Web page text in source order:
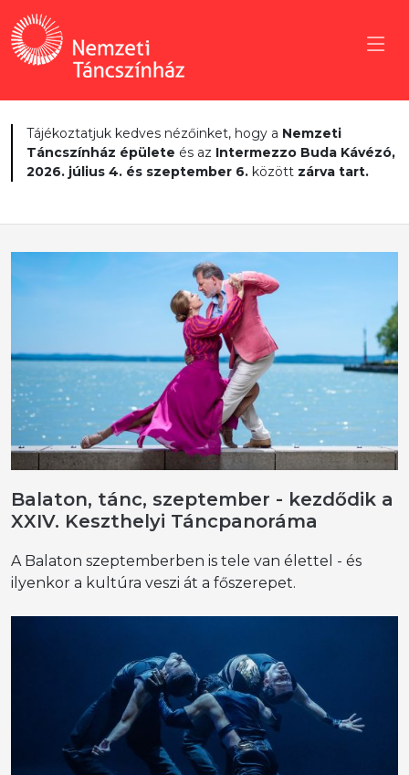
Tájékoztatjuk kedves nézőinket, hogy a Nemzeti
Táncszínház épülete és az Intermezzo Buda Kávézó,
2026. július 4. és szeptember 6. között zárva tart.
Balaton, tánc, szeptember - kezdődik a
XXIV. Keszthelyi Táncpanoráma
A Balaton szeptemberben is tele van élettel - és
ilyenkor a kultúra veszi át a főszerepet.